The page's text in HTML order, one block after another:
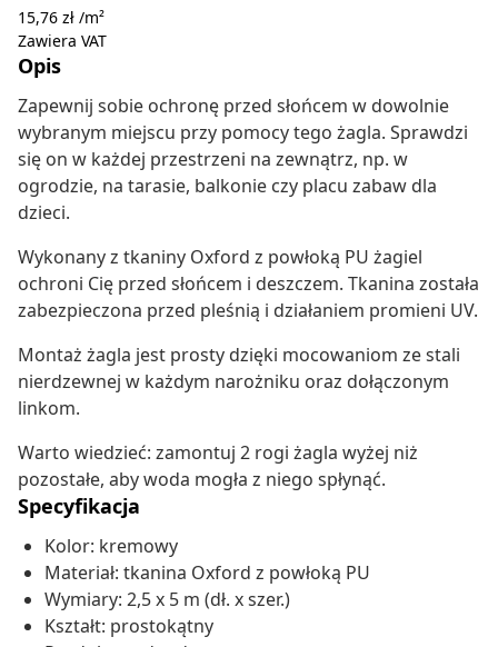
15,76 zł /m²
Zawiera VAT
Opis
Zapewnij sobie ochronę przed słońcem w dowolnie
wybranym miejscu przy pomocy tego żagla. Sprawdzi
się on w każdej przestrzeni na zewnątrz, np. w
ogrodzie, na tarasie, balkonie czy placu zabaw dla
dzieci.
Wykonany z tkaniny Oxford z powłoką PU żagiel
ochroni Cię przed słońcem i deszczem. Tkanina została
zabezpieczona przed pleśnią i działaniem promieni UV.
Montaż żagla jest prosty dzięki mocowaniom ze stali
nierdzewnej w każdym narożniku oraz dołączonym
linkom.
Warto wiedzieć: zamontuj 2 rogi żagla wyżej niż
pozostałe, aby woda mogła z niego spłynąć.
Specyfikacja
Kolor: kremowy
Materiał: tkanina Oxford z powłoką PU
Wymiary: 2,5 x 5 m (dł. x szer.)
Kształt: prostokątny